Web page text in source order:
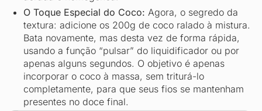
O Toque Especial do Coco: Agora, o segredo da
textura: adicione os 200g de coco ralado à mistura.
Bata novamente, mas desta vez de forma rápida,
usando a função “pulsar” do liquidificador ou por
apenas alguns segundos. O objetivo é apenas
incorporar o coco à massa, sem triturá-lo
completamente, para que seus fios se mantenham
presentes no doce final.